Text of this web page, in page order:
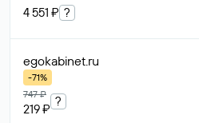
4 551 ₽ ?
egokabinet.ru
-71%
747 ₽
219 ₽
?